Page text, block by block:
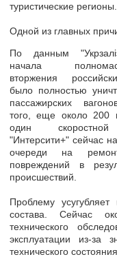
туристические регионы.
Одной из главных
По данным
начала
вторжения
было полностью
пассажирских
того, еще около 200
один
"Интерсити+" сейчас
очереди на
повреждений в
происшествий.
Проблему
состава. Сейчас
технического
эксплуатации из-за
технического